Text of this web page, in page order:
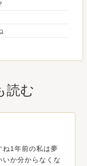
読む
ね1年前の私は夢
いか分からなくな